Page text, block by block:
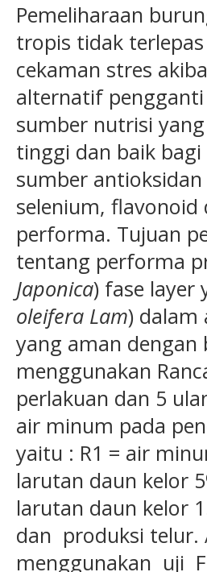
Pemeliharaan
tropis tidak
cekaman stres
alternatif
sumber nutrisi
tinggi dan baik
sumber
selenium,
performa. Tujuan
tentang performa
Japonica) fase layer
oleifera Lam) dalam
yang aman dengan
menggunakan
perlakuan dan 5
air minum pada
yaitu : R1 = air
larutan daun kelor
larutan daun kelor
dan produksi telur.
menggunakan uji